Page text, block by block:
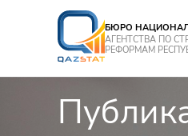
БЮРО
АГЕНТСТВА ПО
РЕФОРМАМ